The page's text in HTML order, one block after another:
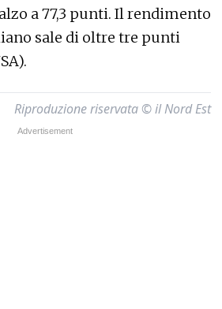
a 77,3 punti. Il rendimento
sale di oltre tre punti
Riproduzione riservata © il Nord Est